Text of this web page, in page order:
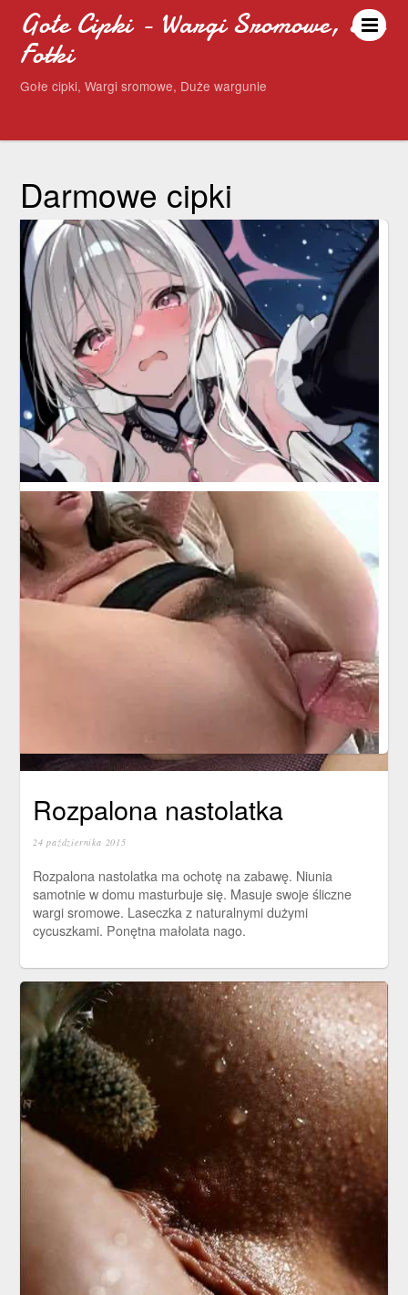
Gołe Cipki - Wargi Sromowe, Sex
Fotki
Gołe cipki, Wargi sromowe, Duże wargunie
Darmowe cipki
Rozpalona nastolatka
24 października 2015
Rozpalona nastolatka ma ochotę na zabawę. Niunia
samotnie w domu masturbuje się. Masuje swoje śliczne
wargi sromowe. Laseczka z naturalnymi dużymi
cycuszkami. Ponętna małolata nago.